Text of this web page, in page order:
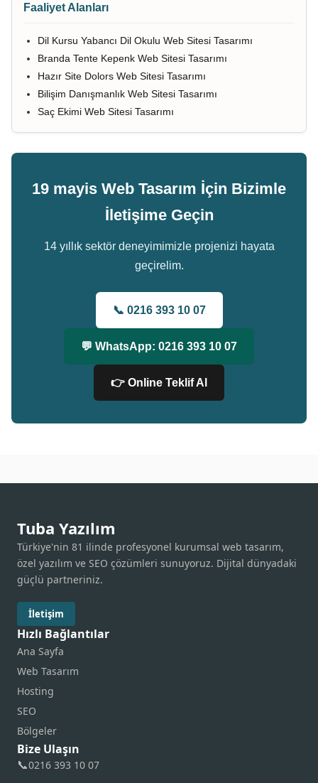
Faaliyet Alanları
Dil Kursu Yabancı Dil Okulu Web Sitesi Tasarımı
Branda Tente Kepenk Web Sitesi Tasarımı
Hazır Site Dolors Web Sitesi Tasarımı
Bilişim Danışmanlık Web Sitesi Tasarımı
Saç Ekimi Web Sitesi Tasarımı
19 mayis Web Tasarım İçin Bizimle
İletişime Geçin
14 yıllık sektör deneyimimizle projenizi hayata
geçirelim.
📞 0216 393 10 07
💬 WhatsApp: 0216 393 10 07
👉 Online Teklif Al
Tuba Yazılım
Türkiye'nin 81 ilinde profesyonel kurumsal web tasarım,
özel yazılım ve SEO çözümleri sunuyoruz. Dijital dünyadaki
güçlü partneriniz.
İletişim
Hızlı Bağlantılar
Ana Sayfa
Web Tasarım
Hosting
SEO
Bölgeler
Bize Ulaşın
📞0216 393 10 07